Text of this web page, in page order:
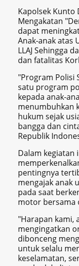
Kapolsek Kunto
Mengakatan
dapat
Anak-anak atas
LLAJ Sehingga
dan fatalitas
"Program Polisi
satu program
kepada anak-
menumbuhkan
hukum sejak
bangga dan
Republik
Dalam kegiatan
pentingnya
mengajak anak
pada saat
motor bersama
"Harapan kami,
mengingatkan
dibonceng
untuk selalu
keselamatan,